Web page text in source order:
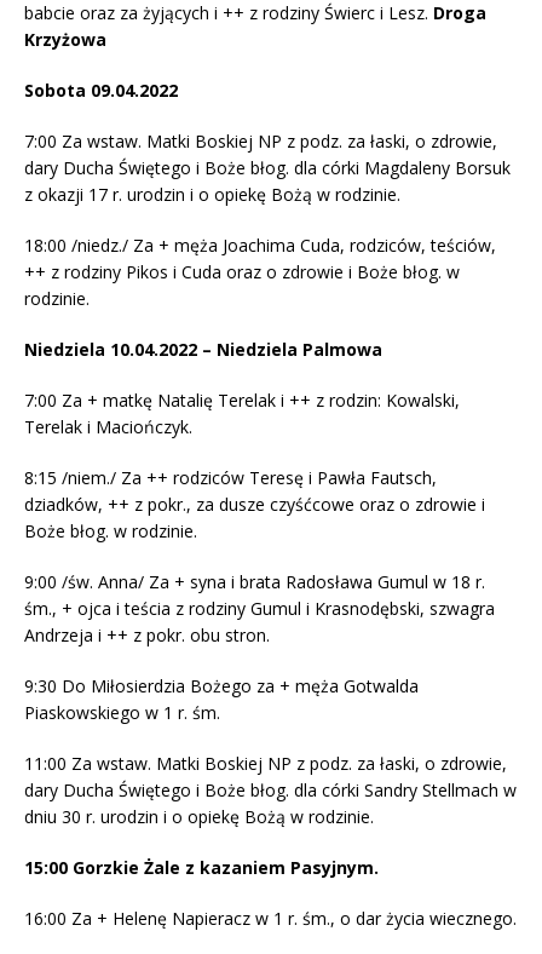
babcie oraz za żyjących i ++ z rodziny Świerc i Lesz. Droga
Krzyżowa
Sobota 09.04.2022
7:00 Za wstaw. Matki Boskiej NP z podz. za łaski, o zdrowie,
dary Ducha Świętego i Boże błog. dla córki Magdaleny Borsuk
z okazji 17 r. urodzin i o opiekę Bożą w rodzinie.
18:00 /niedz./ Za + męża Joachima Cuda, rodziców, teściów,
++ z rodziny Pikos i Cuda oraz o zdrowie i Boże błog. w
rodzinie.
Niedziela 10.04.2022 – Niedziela Palmowa
7:00 Za + matkę Natalię Terelak i ++ z rodzin: Kowalski,
Terelak i Maciończyk.
8:15 /niem./ Za ++ rodziców Teresę i Pawła Fautsch,
dziadków, ++ z pokr., za dusze czyśćcowe oraz o zdrowie i
Boże błog. w rodzinie.
9:00 /św. Anna/ Za + syna i brata Radosława Gumul w 18 r.
śm., + ojca i teścia z rodziny Gumul i Krasnodębski, szwagra
Andrzeja i ++ z pokr. obu stron.
9:30 Do Miłosierdzia Bożego za + męża Gotwalda
Piaskowskiego w 1 r. śm.
11:00 Za wstaw. Matki Boskiej NP z podz. za łaski, o zdrowie,
dary Ducha Świętego i Boże błog. dla córki Sandry Stellmach w
dniu 30 r. urodzin i o opiekę Bożą w rodzinie.
15:00 Gorzkie Żale z kazaniem Pasyjnym.
16:00 Za + Helenę Napieracz w 1 r. śm., o dar życia wiecznego.